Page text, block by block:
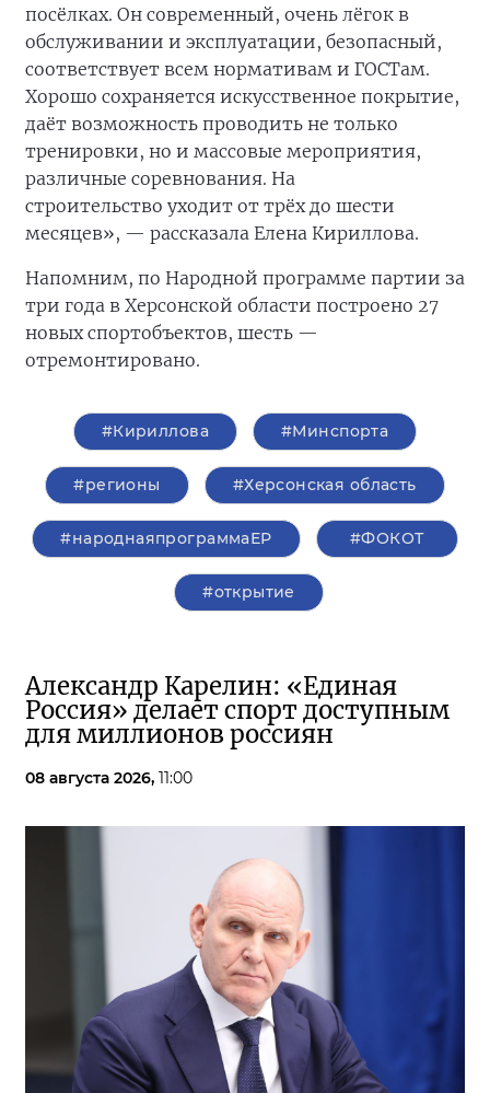
посёлках. Он современный, очень лёгок в
обслуживании и эксплуатации, безопасный,
соответствует всем нормативам и ГОСТам.
Хорошо сохраняется искусственное покрытие,
даёт возможность проводить не только
тренировки, но и массовые мероприятия,
различные соревнования. На
строительство уходит от трёх до шести
месяцев», — рассказала Елена Кириллова.
Напомним, по Народной программе партии за
три года в Херсонской области построено 27
новых спортобъектов, шесть —
отремонтировано.
#Кириллова #Минспорта
#регионы #Херсонская область
#народнаяпрограммаЕР #ФОКОТ
#открытие
Александр Карелин: «Единая
Россия» делает спорт доступным
для миллионов россиян
08 августа 2026, 11:00